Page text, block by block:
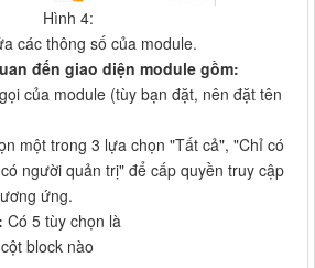
Hình 4:
các thông số của module.
đến giao diện module gồm:
của module (tùy bạn đặt, nên đặt tên
một trong 3 lựa chọn "Tất cả", "Chỉ có
người quản trị" để cấp quyền truy cập
ứng.
Có 5 tùy chọn là
block nào